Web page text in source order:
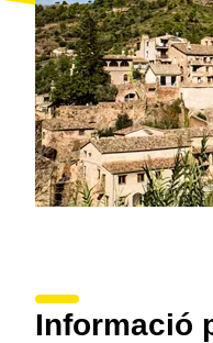
Informació